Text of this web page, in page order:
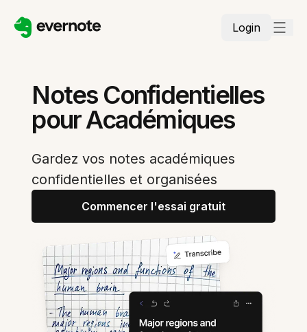
Login
Notes Confidentielles
pour Académiques
Gardez vos notes académiques
confidentielles et organisées
Commencer l'essai gratuit